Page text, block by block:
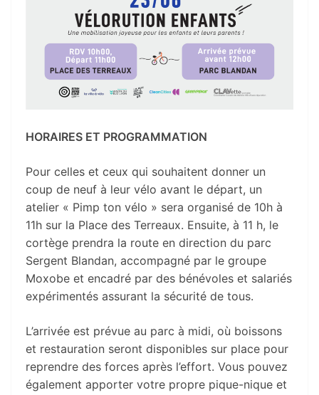
HORAIRES ET PROGRAMMATION
Pour celles et ceux qui souhaitent donner un
coup de neuf à leur vélo avant le départ, un
atelier « Pimp ton vélo » sera organisé de 10h à
11h sur la Place des Terreaux. Ensuite, à 11 h, le
cortège prendra la route en direction du parc
Sergent Blandan, accompagné par le groupe
Moxobe et encadré par des bénévoles et salariés
expérimentés assurant la sécurité de tous.
L’arrivée est prévue au parc à midi, où boissons
et restauration seront disponibles sur place pour
reprendre des forces après l’effort. Vous pouvez
également apporter votre propre pique-nique et